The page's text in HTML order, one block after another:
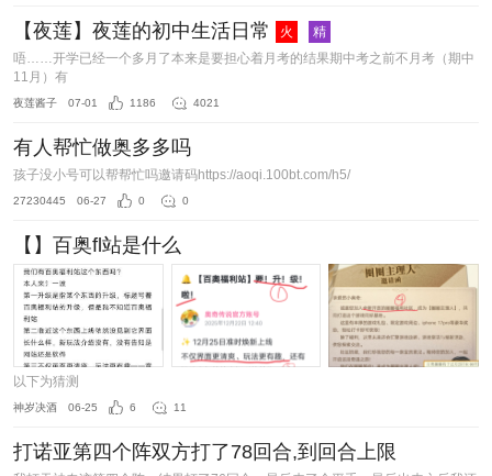
【夜莲】夜莲的初中生活日常 火
精
唔……开学已经一个多月了本来是要担心着月考的结果期中考之前不月考（期中
11月）有
夜莲酱子 07-01 1186 4021
有人帮忙做奥多多吗
孩子没小号可以帮帮忙吗邀请码https://aoqi.100bt.com/h5/
27230445 06-27 0 0
【】百奥fl站是什么
以下为猜测
神岁决酒 06-25 6 11
打诺亚第四个阵双方打了78回合,到回合上限